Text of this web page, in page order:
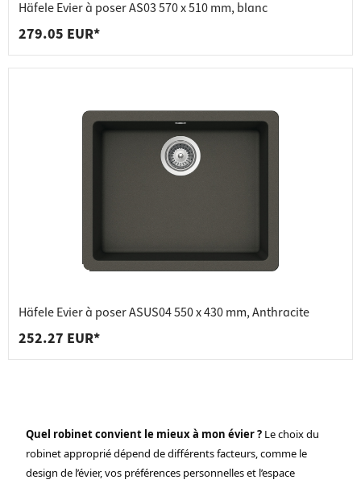
Häfele Evier à poser AS03 570 x 510 mm, blanc
279.05 EUR*
Häfele Evier à poser ASUS04 550 x 430 mm, Anthracite
252.27 EUR*
Quel robinet convient le mieux à mon évier ? Le choix du
robinet approprié dépend de différents facteurs, comme le
design de l’évier, vos préférences personnelles et l’espace